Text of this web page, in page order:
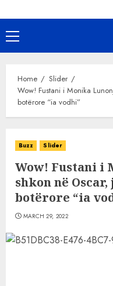
Primary
Menu
Home
Slider
Wow! Fustani i Monika
botërore “ia vodhi”
Buzz Slider
Wow! Fustani i
shkon në
botërore “ia
MARCH 29, 2022